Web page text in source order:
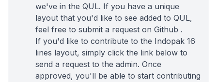
we've in the QUL. If you have a unique
layout that you'd like to see added to QUL,
feel free to submit a request on Github .
If you'd like to contribute to the Indopak 16
lines layout, simply click the link below to
send a request to the admin. Once
approved, you'll be able to start contributing